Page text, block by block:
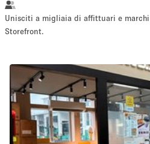
Servizio
fotografico
Conferenza Meeting
Unisciti a migliaia di affittuari e
Storefront.